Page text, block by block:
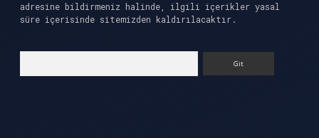
adresine bildirmeniz halinde, ilgili içerikler yasal
süre içerisinde sitemizden kaldırılacaktır.